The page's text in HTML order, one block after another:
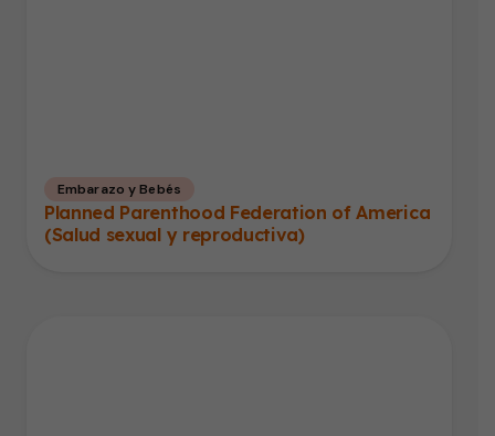
Embarazo y Bebés
Planned Parenthood Federation of America
(Salud sexual y reproductiva)